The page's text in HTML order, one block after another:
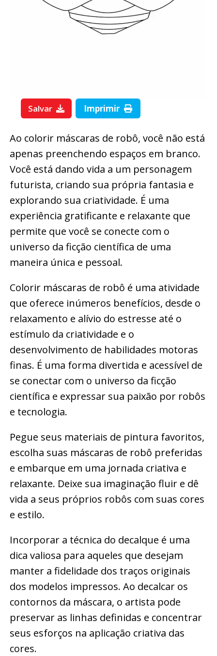
Salvar Imprimir
Ao colorir máscaras de robô, você não está
apenas preenchendo espaços em branco.
Você está dando vida a um personagem
futurista, criando sua própria fantasia e
explorando sua criatividade. É uma
experiência gratificante e relaxante que
permite que você se conecte com o
universo da ficção científica de uma
maneira única e pessoal.
Colorir máscaras de robô é uma atividade
que oferece inúmeros benefícios, desde o
relaxamento e alívio do estresse até o
estímulo da criatividade e o
desenvolvimento de habilidades motoras
finas. É uma forma divertida e acessível de
se conectar com o universo da ficção
científica e expressar sua paixão por robôs
e tecnologia.
Pegue seus materiais de pintura favoritos,
escolha suas máscaras de robô preferidas
e embarque em uma jornada criativa e
relaxante. Deixe sua imaginação fluir e dê
vida a seus próprios robôs com suas cores
e estilo.
Incorporar a técnica do decalque é uma
dica valiosa para aqueles que desejam
manter a fidelidade dos traços originais
dos modelos impressos. Ao decalcar os
contornos da máscara, o artista pode
preservar as linhas definidas e concentrar
seus esforços na aplicação criativa das
cores.